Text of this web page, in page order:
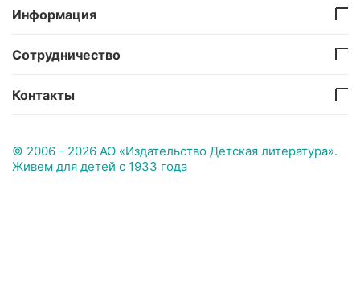
Информация
Сотрудничество
Контакты
© 2006 - 2026 АО «Издательство Детская литература».
Живем для детей с 1933 года